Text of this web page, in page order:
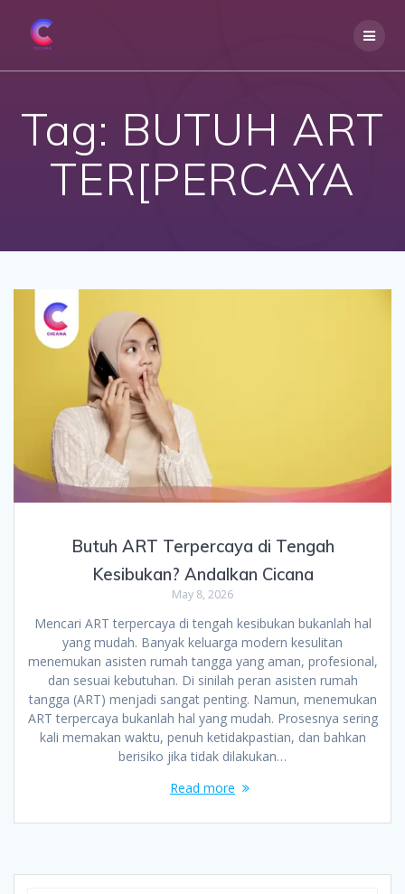
Tag: BUTUH ART
TER[PERCAYA
Butuh ART Terpercaya di Tengah
Kesibukan? Andalkan Cicana
May 8, 2026
Mencari ART terpercaya di tengah kesibukan bukanlah hal
yang mudah. Banyak keluarga modern kesulitan
menemukan asisten rumah tangga yang aman, profesional,
dan sesuai kebutuhan. Di sinilah peran asisten rumah
tangga (ART) menjadi sangat penting. Namun, menemukan
ART terpercaya bukanlah hal yang mudah. Prosesnya sering
kali memakan waktu, penuh ketidakpastian, dan bahkan
berisiko jika tidak dilakukan…
Read more